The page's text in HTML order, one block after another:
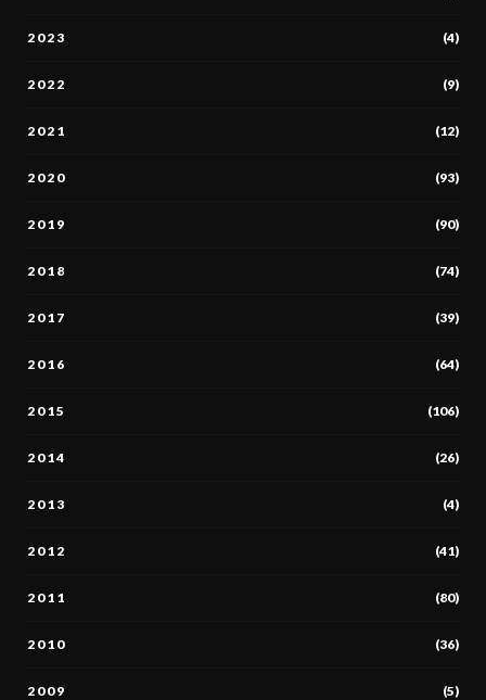
2023 (4)
2022 (9)
2021 (12)
2020 (93)
2019 (90)
2018 (74)
2017 (39)
2016 (64)
2015 (106)
2014 (26)
2013 (4)
2012 (41)
2011 (80)
2010 (36)
2009 (5)